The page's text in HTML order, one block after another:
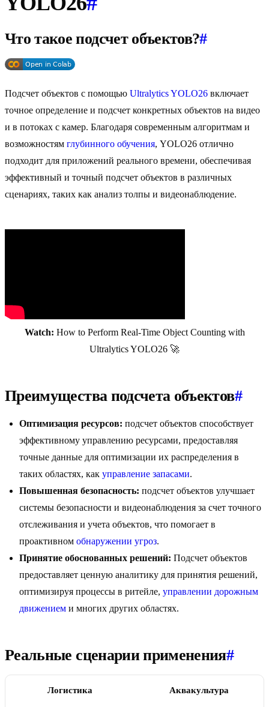
Что такое подсчет объектов?#
Подсчет объектов с помощью Ultralytics YOLO26 включает
точное определение и подсчет конкретных объектов на видео
и в потоках с камер. Благодаря современным алгоритмам и
возможностям глубинного обучения, YOLO26 отлично
подходит для приложений реального времени, обеспечивая
эффективный и точный подсчет объектов в различных
сценариях, таких как анализ толпы и видеонаблюдение.
Watch: How to Perform Real-Time Object Counting with
Ultralytics YOLO26 🚀
Преимущества подсчета объектов#
Оптимизация ресурсов: подсчет объектов способствует
эффективному управлению ресурсами, предоставляя
точные данные для оптимизации их распределения в
таких областях, как управление запасами.
Повышенная безопасность: подсчет объектов улучшает
системы безопасности и видеонаблюдения за счет точного
отслеживания и учета объектов, что помогает в
проактивном обнаружении угроз.
Принятие обоснованных решений: Подсчет объектов
предоставляет ценную аналитику для принятия решений,
оптимизируя процессы в ритейле, управлении дорожным
движением и многих других областях.
Реальные сценарии применения#
Логистика Аквакультура